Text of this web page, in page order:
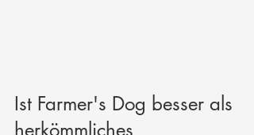
Ist Farmer's Dog besser als
herkömmliches